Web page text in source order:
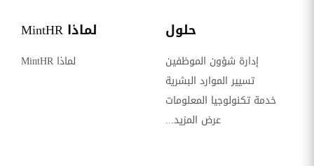
حلول
إدارة شؤون الموظفين
تسيير الموارد البشرية
خدمة تكنولوجيا المعلومات
عرض المزيد...
لماذا MintHR
لماذا MintHR